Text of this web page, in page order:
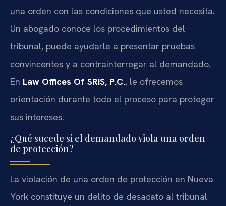
una orden con las condiciones que usted necesita.
Un abogado conoce los procedimientos del
tribunal, puede ayudarle a presentar pruebas
convincentes y a contrainterrogar al demandado.
En Law Offices Of SRIS, P.C., le ofrecemos
orientación durante todo el proceso para proteger
sus intereses.
¿Qué sucede si el demandado viola una orden
de protección?
La violación de una orden de protección en Nueva
York constituye un delito de desacato al tribunal